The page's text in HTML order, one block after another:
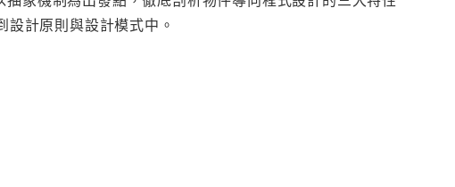
計原則與設計模式中。